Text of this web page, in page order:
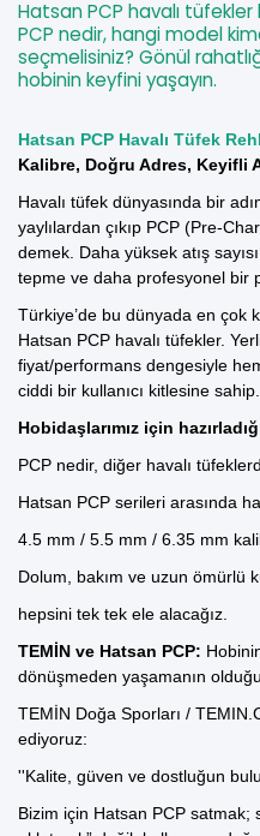
Hatsan PCP havalı
PCP nedir, hangi model
seçmelisiniz? Gönül
hobinin keyfini yaşayın.
Hatsan PCP Havalı Tüfek
Kalibre, Doğru Adres, Keyifli
Havalı tüfek dünyasında bir
yaylılardan çıkıp PCP (Pre-
demek. Daha yüksek atış
tepme ve daha profesyonel bir
Türkiye’de bu dünyada en çok
Hatsan PCP havalı tüfekler.
fiyat/performans dengesiyle
ciddi bir kullanıcı kitlesine sahip.
Hobidaşlarımız için
PCP nedir, diğer havalı
Hatsan PCP serileri arasında
4.5 mm / 5.5 mm / 6.35 mm
Dolum, bakım ve uzun ömürlü
hepsini tek tek ele alacağız.
TEMİN ve Hatsan PCP:
dönüşmeden yaşamanın
TEMİN Doğa Sporları /
ediyoruz:
''Kalite, güven ve dostluğun
Bizim için Hatsan PCP satmak;